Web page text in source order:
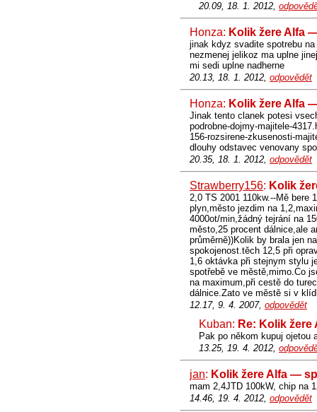
20.09, 18. 1. 2012,
Honza: Kolik žere Alfa
jinak kdyz svadite spotrebu
nezmenej jelikoz ma uplne
mi sedi uplne nadherne
20.13, 18. 1. 2012, odpovědět
Honza: Kolik žere Alfa
Jinak tento clanek potesi
podrobne-dojmy-majitele-
156-rozsirene-zkusenosti-
dlouhy odstavec venovany
20.35, 18. 1. 2012, odpovědět
Strawberry156: Kolik
2,0 TS 2001 110kw.--Mě bere
plyn,město jezdim na
4000ot/min,žádný tejrání na
město,25 procent dálnice,ale
průměrně))Kolik by brala jen
spokojenost.těch 12,5 při
1,6 oktávka při stejnym stylu
spotřebě ve městě,mimo.Co
na maximum,při cestě do
dálnice.Zato ve městě si v
12.17, 9. 4. 2007, odpovědět
Kuban: Re: Kolik
Pak po někom kupuj
13.25, 19. 4. 2012,
jan: Kolik žere Alfa —
mam 2,4JTD 100kW, chip na
14.46, 19. 4. 2012, odpovědět